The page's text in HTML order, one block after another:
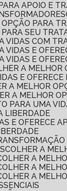
APOIO E
OPÇÃO PARA
PARA SEU
VIDAS COM
VIDAS E
VIDAS E
A
E
A MELHOR
A MELHOR
PARA UMA
LIBERDADE
E OFERECE
A
A
A
A